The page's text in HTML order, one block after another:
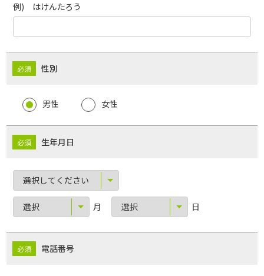
例) はけんたろう
性別
男性 女性
生年月日
月 日
電話番号